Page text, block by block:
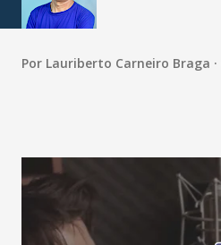
Por Lauriberto Carneiro Braga